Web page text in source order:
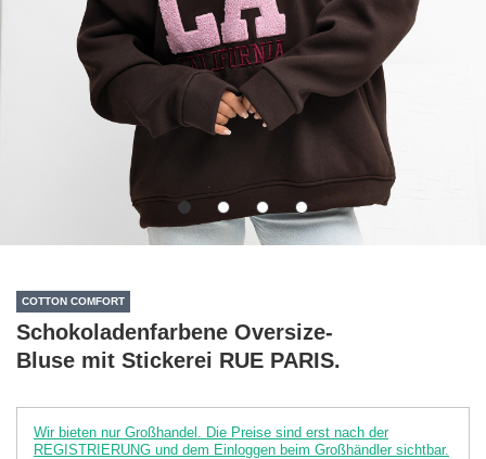
COTTON COMFORT
Schokoladenfarbene Oversize-
Bluse mit Stickerei RUE PARIS.
Wir bieten nur Großhandel. Die Preise sind erst nach der
REGISTRIERUNG und dem Einloggen beim Großhändler sichtbar.